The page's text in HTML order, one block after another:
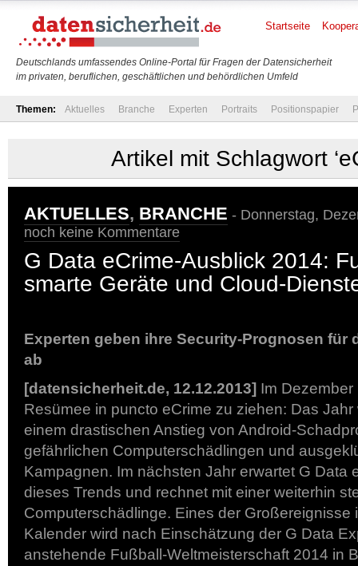
Deutschlands umfassendes Online-Portal für Fragen der Datensicherheit
im privaten, beruflichen, geschäftlichen und behördlichen Umfeld
Startseite
Themen: Aktuelles Branche Experten Portraits Positionspapier
Artikel mit Schlagwort
AKTUELLES, BRANCHE - Donnerstag,
noch keine Kommentare
G Data eCrime-Ausblick 2014:
smarte Geräte und Cloud-
Experten geben ihre Security-Prognosen für
ab
[datensicherheit.de, 12.12.2013] Im Dezember
Resümee in puncto eCrime zu ziehen: Das
einem drastischen Anstieg von Android-
gefährlichen Computerschädlingen und
Kampagnen. Im nächsten Jahr erwartet G Data
dieses Trends und rechnet mit einer weiterhin
Computerschädlinge. Eines der Großereignisse
Kalender wird nach Einschätzung der G Data
anstehende Fußball-Weltmeisterschaft 2014 in